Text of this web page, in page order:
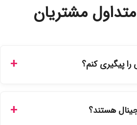
مشتریان
پیگیری کنم؟
لحظه‌ای مرسوله را مشاهده کنید.
هستند؟